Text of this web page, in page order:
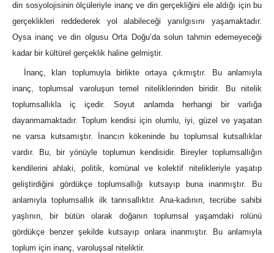
din sosyolojisinin ölçüleriyle inanç ve din gerçekliğini ele aldığı için bu
gerçeklikleri reddederek yol alabileceği yanılgısını yaşamaktadır.
Oysa inanç ve din olgusu Orta Doğu’da solun tahmin edemeyeceği
kadar bir kültürel gerçeklik haline gelmiştir.
İnanç, klan toplumuyla birlikte ortaya çıkmıştır. Bu anlamıyla
inanç, toplumsal varoluşun temel niteliklerinden biridir. Bu nitelik
toplumsallıkla iç içedir. Soyut anlamda herhangi bir varlığa
dayanmamaktadır. Toplum kendisi için olumlu, iyi, güzel ve yaşatan
ne varsa kutsamıştır. İnancın kökeninde bu toplumsal kutsallıklar
vardır. Bu, bir yönüyle toplumun kendisidir. Bireyler toplumsallığın
kendilerini ahlaki, politik, komünal ve kolektif nitelikleriyle yaşatıp
geliştirdiğini gördükçe toplumsallığı kutsayıp buna inanmıştır. Bu
anlamıyla toplumsallık ilk tanrısallıktır. Ana-kadının, tecrübe sahibi
yaşlının, bir bütün olarak doğanın toplumsal yaşamdaki rolünü
gördükçe benzer şekilde kutsayıp onlara inanmıştır. Bu anlamıyla
toplum için inanç, varoluşsal niteliktir.